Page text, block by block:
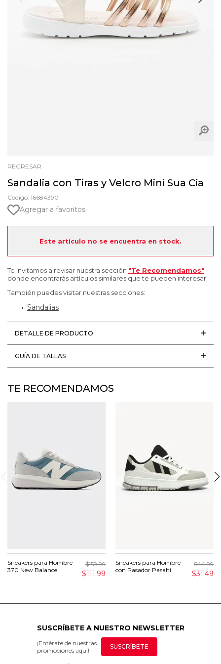
REGRESAR
Sandalia con Tiras y Velcro Mini Sua Cia
Código: 16684390
Agregar a favoritos
Este artículo no se encuentra en stock.
Te invitamos a revisar nuestra sección "Te Recomendamos"
donde encontrarás artículos similares que te pueden interesar.
También puedes visitar nuestras secciones:
Sandalias
DETALLE DE PRODUCTO
GUÍA DE TALLAS
TE RECOMENDAMOS
Sneakers para Hombre
370 New Balance
$159.99
$111.99
Sneakers para Hombre
con Pasador Pasalti
$44.99
$31.49
SUSCRÍBETE A NUESTRO NEWSLETTER
¡Entérate de nuestras
promociones aquí!
SUSCRÍBETE